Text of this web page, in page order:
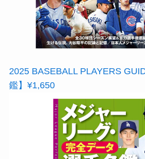
2025 BASEBALL PLAYERS
鑑】¥1,650